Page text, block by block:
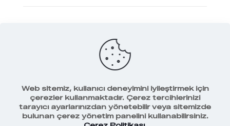
Behance
Facebook
Veri Koruma Politikamız
Web sitemiz, kullanıcı deneyimini iyileştirmek için
çerezler kullanmaktadır. Çerez tercihlerinizi
tarayıcı ayarlarınızdan yönetebilir veya sitemizde
bulunan çerez yönetim panelini kullanabilirsiniz.